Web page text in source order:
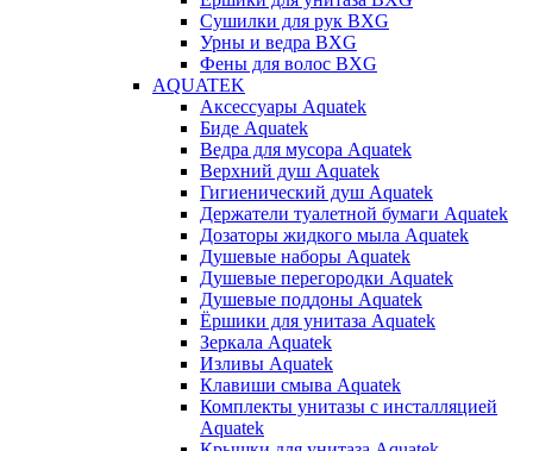
Сушилки для рук BXG
Урны и ведра BXG
Фены для волос BXG
AQUATEK
Аксессуары Aquatek
Биде Aquatek
Ведра для мусора Aquatek
Верхний душ Aquatek
Гигиенический душ Aquatek
Держатели туалетной бумаги Aquatek
Дозаторы жидкого мыла Aquatek
Душевые наборы Aquatek
Душевые перегородки Aquatek
Душевые поддоны Aquatek
Ёршики для унитаза Aquatek
Зеркала Aquatek
Изливы Aquatek
Клавиши смыва Aquatek
Комплекты унитазы с инсталляцией
Aquatek